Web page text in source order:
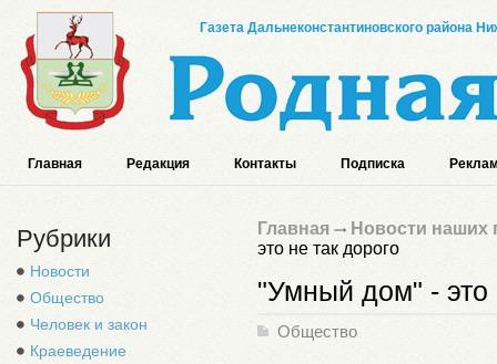
Газета Дальнеконстантиновского района
Главная Редакция Контакты Подписка
Рубрики
Новости
Общество
Человек и закон
Краеведение
Главная
Новости наших
это не так дорого
"Умный дом" - это
Общество